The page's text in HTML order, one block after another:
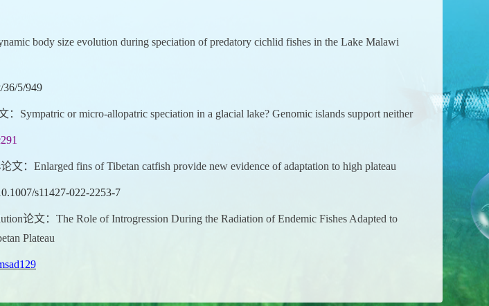
body size evolution during speciation of predatory cichlid fishes in the Lake Malawi
36/5/949
：Sympatric or micro-allopatric speciation in a glacial lake? Genomic islands support neither
文：Enlarged fins of Tibetan catfish provide new evidence of adaptation to high plateau
s11427-022-2253-7
论文： The Role of Introgression During the Radiation of Endemic Fishes Adapted to
Plateau